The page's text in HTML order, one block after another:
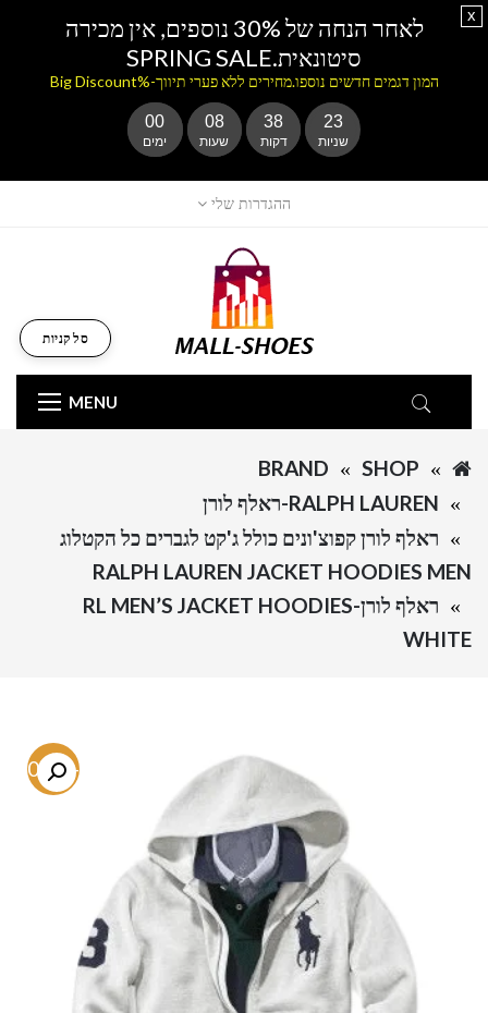
ההגדרות שלי
MENU
סל קניות
SHOP
BRAND
RALPH LAUREN-ראלף לורן
ראלף לורן קפוצ'ונים כולל ג'קט לגברים כל הקטלוג
RALPH LAUREN JACKET HOODIES MEN
ראלף לורן-RL MEN’S JACKET HOODIES
WHITE
-60.1%
לאחר הנחה של 30% נוספים, אין מכירה
סיטונאית.SPRING SALE
המון דגמים חדשים נוספו.מחירים ללא פערי תיווך-%Big Discount
00
ימים
08
שעות
38
דקות
22
שניות
x